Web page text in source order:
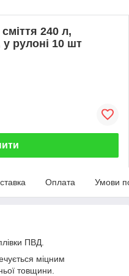
240 л,
рулоні 10 шт
Оплата Умови
ПВД.
міцним
товщини.